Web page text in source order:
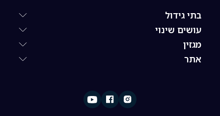
בתי גידול
עושים שינוי
מגזין
אתר